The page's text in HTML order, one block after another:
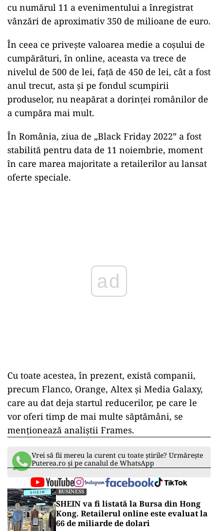
cu numărul 11 a evenimentului a înregistrat
vânzări de aproximativ 350 de milioane de euro.
În ceea ce priveşte valoarea medie a coşului de
cumpărături, în online, aceasta va trece de
nivelul de 500 de lei, faţă de 450 de lei, cât a fost
anul trecut, asta şi pe fondul scumpirii
produselor, nu neapărat a dorinţei românilor de
a cumpăra mai mult.
În România, ziua de „Black Friday 2022” a fost
stabilită pentru data de 11 noiembrie, moment
în care marea majoritate a retailerilor au lansat
oferte speciale.
ad
Cu toate acestea, în prezent, există companii,
precum Flanco, Orange, Altex şi Media Galaxy,
care au dat deja startul reducerilor, pe care le
vor oferi timp de mai multe săptămâni, se
menţionează analiştii Frames.
Vrei să fii mereu la curent cu toate știrile? Urmărește
Puterea.ro și pe canalul de WhatsApp
BUSINESS
SHEIN va fi listată la Bursa din Hong
Kong. Retailerul online este evaluat la
66 de miliarde de dolari